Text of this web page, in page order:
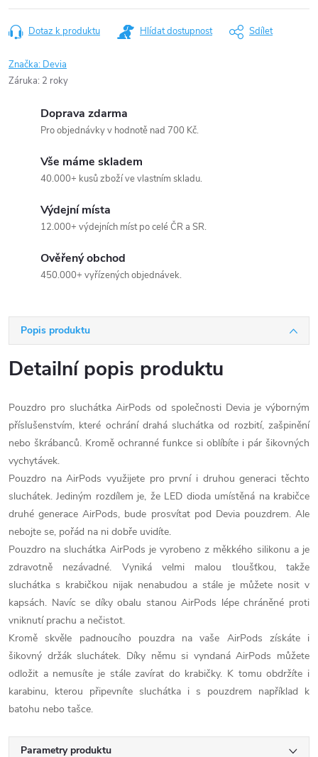
cena:
Dotaz k produktu Hlídat dostupnost Sdílet
Značka: Devia
Záruka: 2 roky
Doprava zdarma
Pro objednávky v hodnotě nad 700 Kč.
Vše máme skladem
40.000+ kusů zboží ve vlastním skladu.
Výdejní místa
12.000+ výdejních míst po celé ČR a SR.
Ověřený obchod
450.000+ vyřízených objednávek.
Popis produktu
Detailní popis produktu
Pouzdro pro sluchátka AirPods od společnosti Devia je výborným
příslušenstvím, které ochrání drahá sluchátka od rozbití, zašpinění
nebo škrábanců. Kromě ochranné funkce si oblíbíte i pár šikovných
vychytávek.
Pouzdro na AirPods využijete pro první i druhou generaci těchto
sluchátek. Jediným rozdílem je, že LED dioda umístěná na krabičce
druhé generace AirPods, bude prosvítat pod Devia pouzdrem. Ale
nebojte se, pořád na ni dobře uvidíte.
Pouzdro na sluchátka AirPods je vyrobeno z měkkého silikonu a je
zdravotně nezávadné. Vyniká velmi malou tloušťkou, takže
sluchátka s krabičkou nijak nenabudou a stále je můžete nosit v
kapsách. Navíc se díky obalu stanou AirPods lépe chráněné proti
vniknutí prachu a nečistot.
Kromě skvěle padnoucího pouzdra na vaše AirPods získáte i
šikovný držák sluchátek. Díky němu si vyndaná AirPods můžete
odložit a nemusíte je stále zavírat do krabičky. K tomu obdržíte i
karabinu, kterou připevníte sluchátka i s pouzdrem například k
batohu nebo tašce.
Parametry produktu